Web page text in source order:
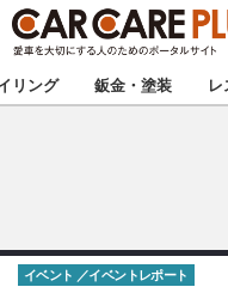
★カーケアプラス認定★
甲信越
リング 鈑金・塗装 レ
イベント イベントレポート